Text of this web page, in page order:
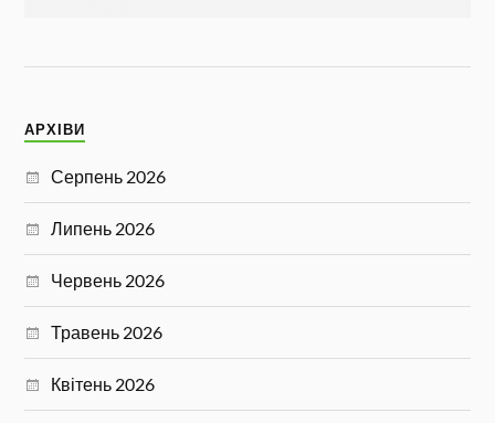
АРХІВИ
Серпень 2026
Липень 2026
Червень 2026
Травень 2026
Квітень 2026